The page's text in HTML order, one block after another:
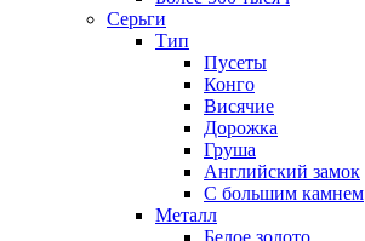
Серьги
Тип
Пусеты
Конго
Висячие
Дорожка
Груша
Английский замок
С большим камнем
Металл
Белое золото